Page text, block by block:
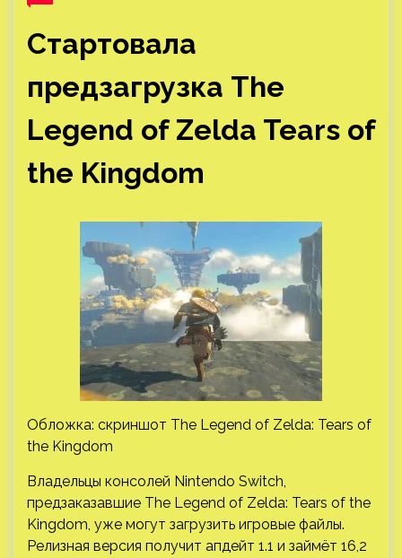
Стартовала
предзагрузка The
Legend of Zelda Tears of
the Kingdom
Обложка: скриншот The Legend of Zelda: Tears of
the Kingdom
Владельцы консолей Nintendo Switch,
предзаказавшие The Legend of Zelda: Tears of the
Kingdom, уже могут загрузить игровые файлы.
Релизная версия получит апдейт 1.1 и займёт 16,2